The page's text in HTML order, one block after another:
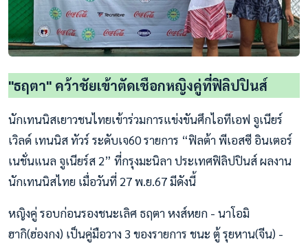
"ธฤตา" คว้าชัยเข้าตัดเชือกหญิงคู่ที่ฟิลิปปินส์
นักเทนนิสเยาวชนไทยเข้าร่วมการแข่งขันศึกไอทีเอฟ จูเนียร์
เวิลด์ เทนนิส ทัวร์ ระดับเจ60 รายการ “ฟิลต้า พีเอสซี อินเตอร์
เนชั่นแนล จูเนียร์ส 2” ที่กรุงมะนิลา ประเทศฟิลิปปินส์ ผลงาน
นักเทนนิสไทย เมื่อวันที่ 27 พ.ย.67 มีดังนี้
หญิงคู่ รอบก่อนรองชนะเลิศ ธฤตา หงส์หยก - นาโอมิ
ฮากิ(ฮ่องกง) เป็นคู่มือวาง 3 ของรายการ ชนะ ตู้ รุยหาน(จีน) -